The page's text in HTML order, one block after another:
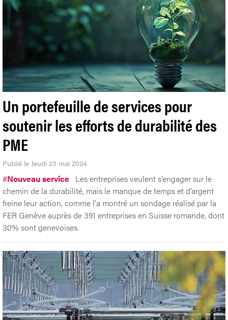
Un portefeuille de services pour
soutenir les efforts de durabilité des
PME
Publié le Jeudi 23 mai 2024
#Nouveau service Les entreprises veulent s’engager sur le
chemin de la durabilité, mais le manque de temps et d’argent
freine leur action, comme l'a montré un sondage réalisé par la
FER Genève auprès de 391 entreprises en Suisse romande, dont
30% sont genevoises.